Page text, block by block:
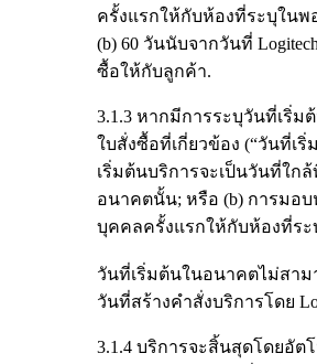
ครั้งแรกให้กับห้องที่ระบุในพ
(b) 60 วันนับจากวันที่
ซื้อให้กับลูกค้า.
3.1.3 หากมีการระบุวันที่เริ่
ใบสั่งซื้อที่เกี่ยวข้อง (“วันที่เ
เริ่มต้นบริการจะเป็นวันที่ใก
อนาคตนั้น; หรือ (b) การมอ
บุคคลครั้งแรกให้กับห้องที่ระ
วันที่เริ่มต้นในอนาคตไม่สาม
วันที่สร้างคำสั่งบริการโดย
3.1.4 บริการจะสิ้นสุดโดยอัต